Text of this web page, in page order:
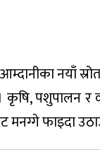
नयाँ
पशुपालन र
फाइदा